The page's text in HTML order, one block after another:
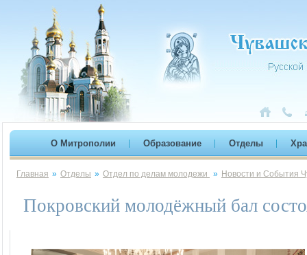
О Митрополии Образование Отделы
Главная » Отделы » Отдел по делам молодежи » Новости и События
Покровский молодёжный бал